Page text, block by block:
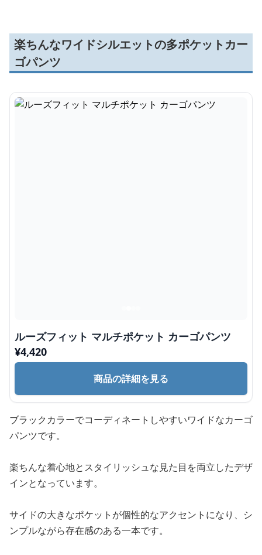
楽ちんなワイドシルエットの多ポケットカー
ゴパンツ
ルーズフィット マルチポケット カーゴパンツ
¥4,420
商品の詳細を見る
ブラックカラーでコーディネートしやすいワイドなカーゴ
パンツです。
楽ちんな着心地とスタイリッシュな見た目を両立したデザ
インとなっています。
サイドの大きなポケットが個性的なアクセントになり、シ
ンプルながら存在感のある一本です。